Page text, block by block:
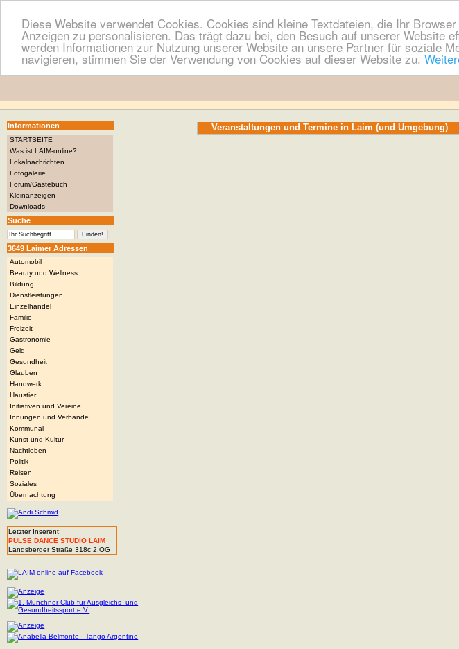
Diese Website verwendet Cookies. Cookies sind kleine Textdateien, die Ihr
Anzeigen zu personalisieren. Das trägt dazu bei, den Besuch auf unserer Website
werden Informationen zur Nutzung unserer Website an unsere Partner für soziale
navigieren, stimmen Sie der Verwendung von Cookies auf dieser Website zu.
Informationen
STARTSEITE
Was ist LAIM-online?
Lokalnachrichten
Fotogalerie
Forum/Gästebuch
Kleinanzeigen
Downloads
Suche
3649 Laimer Adressen
Automobil
Beauty und Wellness
Bildung
Dienstleistungen
Einzelhandel
Familie
Freizeit
Gastronomie
Geld
Gesundheit
Glauben
Handwerk
Haustier
Initiativen und Vereine
Innungen und Verbände
Kommunal
Kunst und Kultur
Nachtleben
Politik
Reisen
Soziales
Übernachtung
Letzter Inserent:
PULSE DANCE STUDIO LAIM
Landsberger Straße 318c 2.OG
Veranstaltungen und Termine in Laim (und Umgebung)